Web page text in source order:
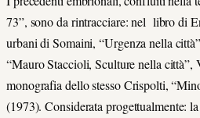
73”, sono da rintracciare: nel libro di
urbani di Somaini, “Urgenza nella
“Mauro Staccioli, Sculture nella città”,
monografia dello stesso Crispolti,
(1973). Considerata progettualmente: